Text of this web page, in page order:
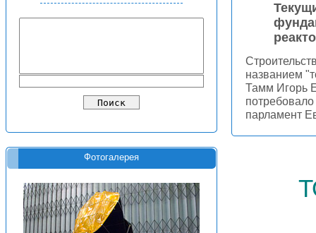
Фотогалерея
названием
Тамм Игорь
парламент